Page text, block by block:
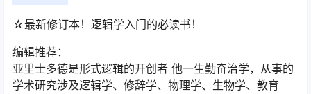
☆最新修订本！逻辑学入门的必读书！
编辑推荐：
亚里士多德是形式逻辑的开创者 他一生勤奋治学，从事的
学术研究涉及逻辑学、修辞学、物理学、生物学、教育